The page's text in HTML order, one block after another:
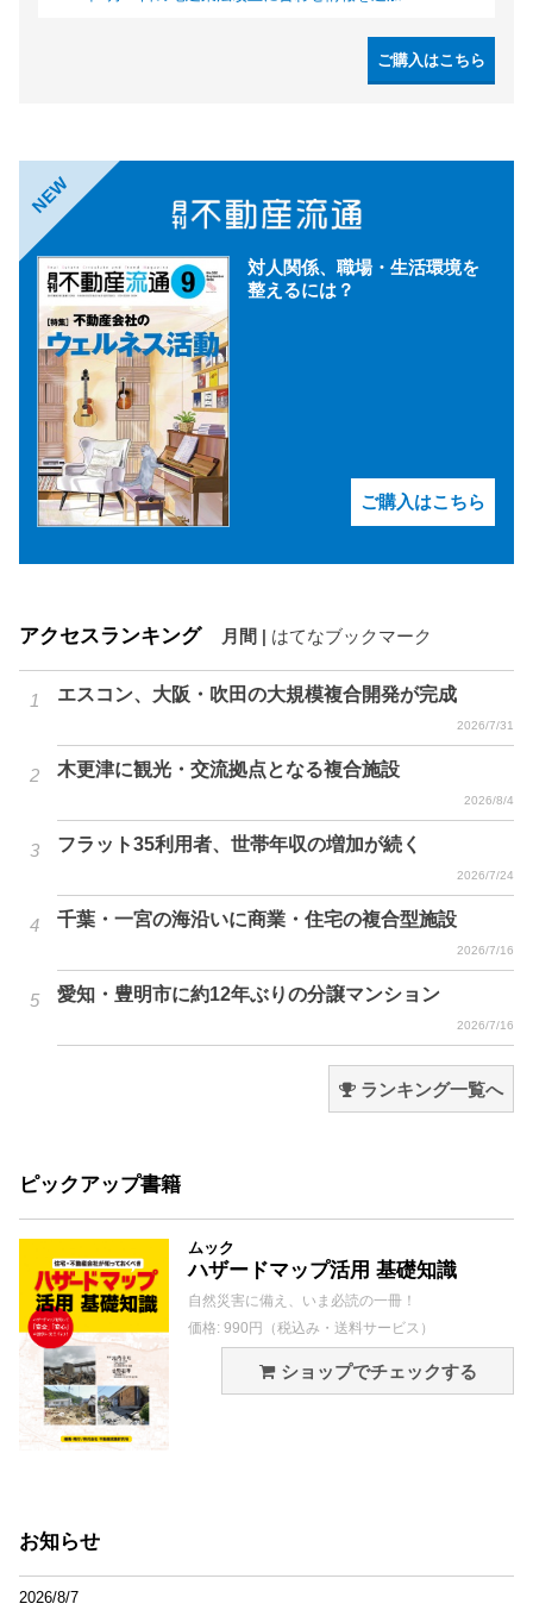
ご購入はこちら
NEW
対人関係、職場・生活環境を
整えるには？
ご購入はこちら
アクセスランキング 月間 はてなブックマーク
エスコン、大阪・吹田の大規模複合開発が完成
2026/7/31
木更津に観光・交流拠点となる複合施設
2026/8/4
フラット35利用者、世帯年収の増加が続く
2026/7/24
千葉・一宮の海沿いに商業・住宅の複合型施設
2026/7/16
愛知・豊明市に約12年ぶりの分譲マンション
2026/7/16
ランキング一覧へ
ピックアップ書籍
ムック
ハザードマップ活用 基礎知識
自然災害に備え、いま必読の一冊！
価格: 990円（税込み・送料サービス）
ショップでチェックする
お知らせ
2026/8/7